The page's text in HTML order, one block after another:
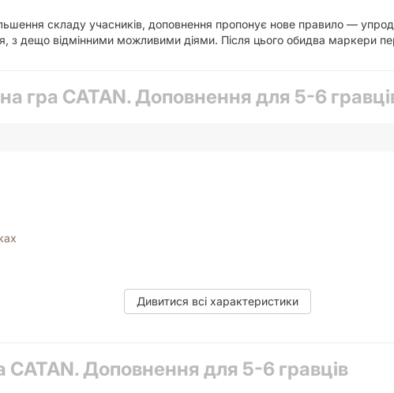
складу учасників, доповнення пропонує нове правило —
з дещо відмінними можливими діями. Після цього обидва маркери
гра CATAN. Доповнення для 5-6
Дивитися всі характеристики
CATAN. Доповнення для 5-6 гравців